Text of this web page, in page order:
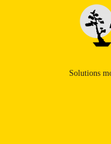
Solutions